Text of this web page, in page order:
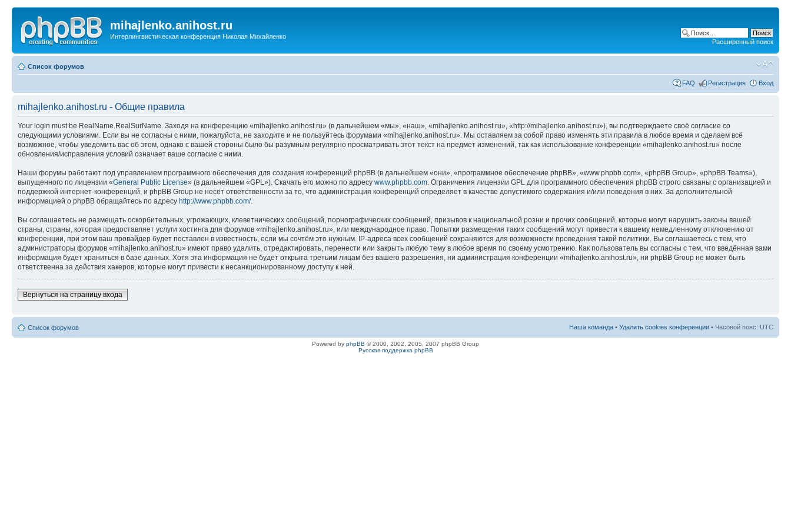
mihajlenko.anihost.ru
Интерлингвистическая конференция Николая Михайленко
Расширенный поиск
Список форумов
FAQ Регистрация Вход
mihajlenko.anihost.ru - Общие правила
Your login must be RealName.RealSurName. Заходя на конференцию «mihajlenko.anihost.ru» (в дальнейшем «мы», «наш», «mihajlenko.anihost.ru», «http://mihajlenko.anihost.ru»), вы подтверждаете своё согласие со
следующими условиями. Если вы не согласны с ними, пожалуйста, не заходите и не пользуйтесь форумами «mihajlenko.anihost.ru». Мы оставляем за собой право изменять эти правила в любое время и сделаем всё
возможное, чтобы уведомить вас об этом, однако с вашей стороны было бы разумным регулярно просматривать этот текст на предмет изменений, так как использование конференции «mihajlenko.anihost.ru» после
обновления/исправления условий означает ваше согласие с ними.
Наши форумы работают под управлением программного обеспечения для создания конференций phpBB (в дальнейшем «они», «программное обеспечение phpBB», «www.phpbb.com», «phpBB Group», «phpBB Teams»),
выпущенного по лицензии «General Public License» (в дальнейшем «GPL»). Скачать его можно по адресу www.phpbb.com . Ограничения лицензии GPL для программного обеспечения phpBB строго связаны с организацией и
поддержкой интернет-конференций, и phpBB Group не несёт ответственности за то, что администрация конференций определяет в качестве допустимого содержания и/или поведения в них. За дополнительной
информацией о phpBB обращайтесь по адресу http://www.phpbb.com/.
Вы соглашаетесь не размещать оскорбительных, угрожающих, клеветнических сообщений, порнографических сообщений, призывов к национальной розни и прочих сообщений, которые могут нарушить законы вашей
страны, страны, которая предоставляет услуги хостинга для форумов «mihajlenko.anihost.ru», или международное право. Попытки размещения таких сообщений могут привести к вашему немедленному отключению от
конференции, при этом ваш провайдер будет поставлен в известность, если мы сочтём это нужным. IP-адреса всех сообщений сохраняются для возможности проведения такой политики. Вы соглашаетесь с тем, что
администраторы форумов «mihajlenko.anihost.ru» имеют право удалить, отредактировать, перенести или закрыть любую тему в любое время по своему усмотрению. Как пользователь вы согласны с тем, что введённая вами
информация будет храниться в базе данных. Хотя эта информация не будет открыта третьим лицам без вашего разрешения, ни администрация конференции «mihajlenko.anihost.ru», ни phpBB Group не может быть
ответственна за действия хакеров, которые могут привести к несанкционированному доступу к ней.
Вернуться на страницу входа
Список форумов Наша команда • Удалить cookies конференции • Часовой пояс: UTC
Powered by phpBB © 2000, 2002, 2005, 2007 phpBB Group
Русская поддержка phpBB